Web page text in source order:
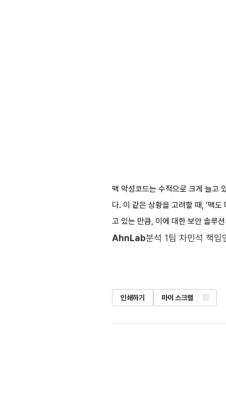
맥 악성코드는 수적으로 크게 늘고
다. 이 같은 상황을 고려할 때, ‘맥
고 있는 만큼, 이에 대한 보안 솔루
AhnLab분석 1팀 차민석 책임
인쇄하기 마이 스크랩